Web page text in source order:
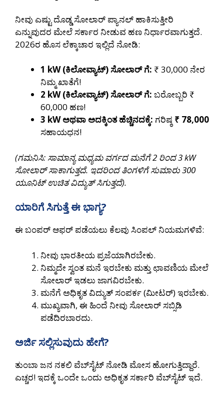
ನೀವು ಎಷ್ಟು ದೊಡ್ಡ ಸೋಲಾರ್ ಪ್ಯಾನಲ್ ಹಾಕಿಸುತ್ತೀರಿ
ಎನ್ನುವುದರ ಮೇಲೆ ಸರ್ಕಾರ ನೀಡುವ ಹಣ ನಿರ್ಧಾರವಾಗುತ್ತದೆ.
2026ರ ಹೊಸ ಲೆಕ್ಕಾಚಾರ ಇಲ್ಲಿದೆ ನೋಡಿ:
1 kW (ಕಿಲೋವ್ಯಾಟ್) ಸೋಲಾರ್ ಗೆ: ₹ 30,000 ನೇರ
ನಿಮ್ಮ ಖಾತೆಗೆ!
2 kW (ಕಿಲೋವ್ಯಾಟ್) ಸೋಲಾರ್ ಗೆ: ಬರೋಬ್ಬರಿ ₹
60,000 ಹಣ!
3 kW ಅಥವಾ ಅದಕ್ಕಿಂತ ಹೆಚ್ಚಿನದಕ್ಕೆ: ಗರಿಷ್ಠ ₹ 78,000
ಸಹಾಯಧನ!
(ಗಮನಿಸಿ: ಸಾಮಾನ್ಯ ಮಧ್ಯಮ ವರ್ಗದ ಮನೆಗೆ 2 ರಿಂದ 3 kW
ಸೋಲಾರ್ ಸಾಕಾಗುತ್ತದೆ. ಇದರಿಂದ ತಿಂಗಳಿಗೆ ಸುಮಾರು 300
ಯೂನಿಟ್ ಉಚಿತ ವಿದ್ಯುತ್ ಸಿಗುತ್ತದೆ).
ಯಾರಿಗೆ ಸಿಗುತ್ತೆ ಈ ಭಾಗ್ಯ?
ಈ ಬಂಪರ್ ಆಫರ್ ಪಡೆಯಲು ಕೆಲವು ಸಿಂಪಲ್ ನಿಯಮಗಳಿವೆ:
ನೀವು ಭಾರತೀಯ ಪ್ರಜೆಯಾಗಿರಬೇಕು.
ನಿಮ್ಮದೇ ಸ್ವಂತ ಮನೆ ಇರಬೇಕು ಮತ್ತು ಛಾವಣಿಯ ಮೇಲೆ
ಸೋಲಾರ್ ಇಡಲು ಜಾಗವಿರಬೇಕು.
ಮನೆಗೆ ಅಧಿಕೃತ ವಿದ್ಯುತ್ ಸಂಪರ್ಕ (ಮೀಟರ್) ಇರಬೇಕು.
ಮುಖ್ಯವಾಗಿ, ಈ ಹಿಂದೆ ನೀವು ಸೋಲಾರ್ ಸಬ್ಸಿಡಿ
ಪಡೆದಿರಬಾರದು.
ಅರ್ಜಿ ಸಲ್ಲಿಸುವುದು ಹೇಗೆ?
ತುಂಬಾ ಜನ ನಕಲಿ ವೆಬ್‌ಸೈಟ್ ನೋಡಿ ಮೋಸ ಹೋಗುತ್ತಿದ್ದಾರೆ.
ಎಚ್ಚರ! ಇದಕ್ಕೆ ಒಂದೇ ಒಂದು ಅಧಿಕೃತ ಸರ್ಕಾರಿ ವೆಬ್‌ಸೈಟ್ ಇದೆ.